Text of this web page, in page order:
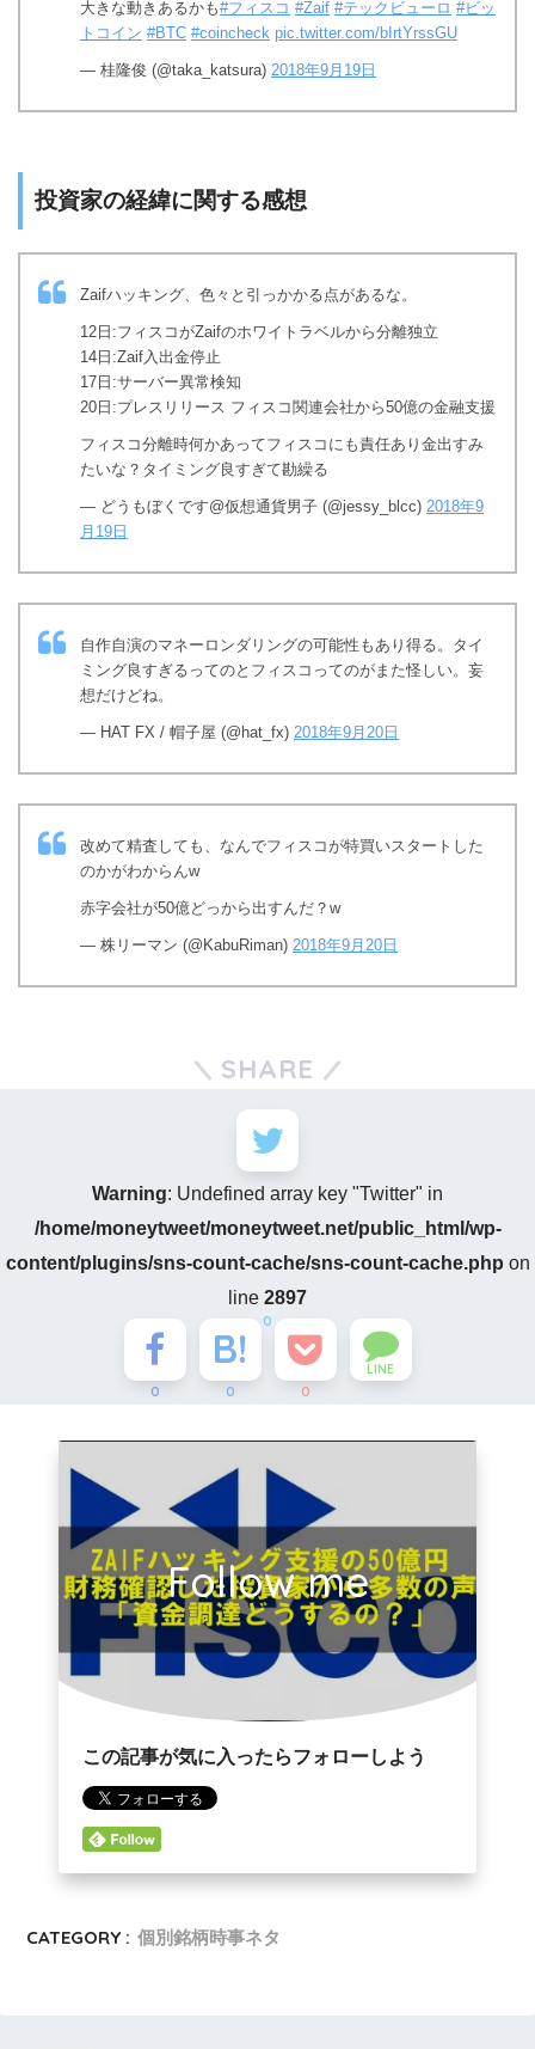
大きな動きあるかも#フィスコ #Zaif #テックビューロ #ビッ
トコイン #BTC #coincheck pic.twitter.com/bIrtYrssGU
— 桂隆俊 (@taka_katsura) 2018年9月19日
投資家の経緯に関する感想
Zaifハッキング、色々と引っかかる点があるな。
12日:フィスコがZaifのホワイトラベルから分離独立
14日:Zaif入出金停止
17日:サーバー異常検知
20日:プレスリリース フィスコ関連会社から50億の金融支援
フィスコ分離時何かあってフィスコにも責任あり金出すみ
たいな？タイミング良すぎて勘繰る
— どうもぼくです@仮想通貨男子 (@jessy_blcc) 2018年9
月19日
自作自演のマネーロンダリングの可能性もあり得る。タイ
ミング良すぎるってのとフィスコってのがまた怪しい。妄
想だけどね。
— HAT FX / 帽子屋 (@hat_fx) 2018年9月20日
改めて精査しても、なんでフィスコが特買いスタートした
のかがわからんw
赤字会社が50億どっから出すんだ？w
— 株リーマン (@KabuRiman) 2018年9月20日
SHARE
Warning: Undefined array key "Twitter" in
/home/moneytweet/moneytweet.net/public_html/wp-
content/plugins/sns-count-cache/sns-count-cache.php on
line 2897
0
0 0 0
LINE
Follow me
この記事が気に入ったらフォローしよう
CATEGORY : 個別銘柄時事ネタ